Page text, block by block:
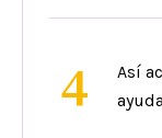
4
Así